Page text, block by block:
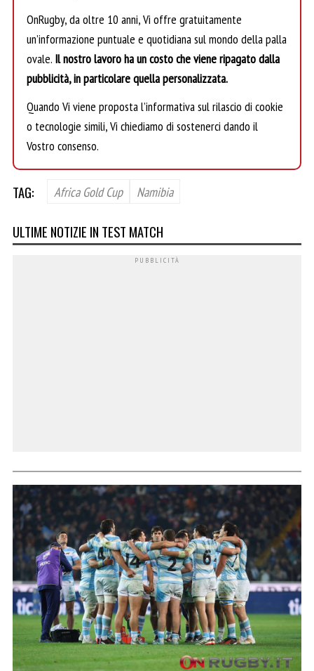
OnRugby, da oltre 10 anni, Vi offre gratuitamente
un’informazione puntuale e quotidiana sul mondo della palla
ovale. Il nostro lavoro ha un costo che viene ripagato dalla
pubblicità, in particolare quella personalizzata.
Quando Vi viene proposta l’informativa sul rilascio di cookie
o tecnologie simili, Vi chiediamo di sostenerci dando il
Vostro consenso.
TAG: Africa Gold Cup Namibia
ULTIME NOTIZIE IN TEST MATCH